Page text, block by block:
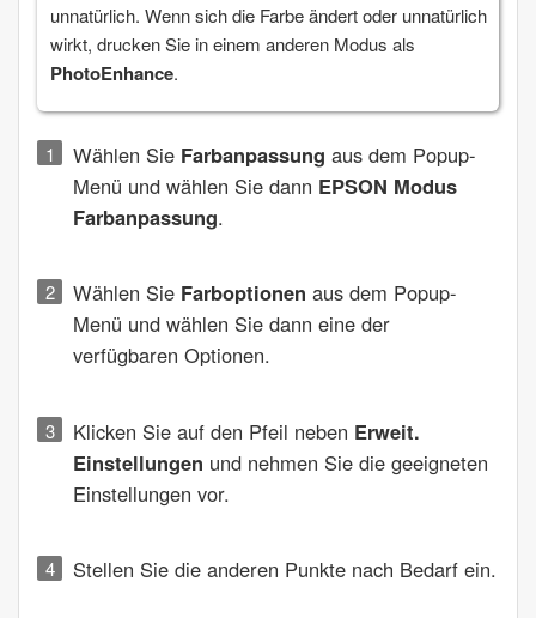
unnatürlich. Wenn sich die Farbe ändert oder unnatürlich
wirkt, drucken Sie in einem anderen Modus als
PhotoEnhance.
Wählen Sie Farbanpassung aus dem Popup-
Menü und wählen Sie dann EPSON Modus
Farbanpassung.
Wählen Sie Farboptionen aus dem Popup-
Menü und wählen Sie dann eine der
verfügbaren Optionen.
Klicken Sie auf den Pfeil neben Erweit.
Einstellungen und nehmen Sie die geeigneten
Einstellungen vor.
Stellen Sie die anderen Punkte nach Bedarf ein.